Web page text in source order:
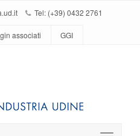
Tel: (+39) 0432 2761
associati GGI